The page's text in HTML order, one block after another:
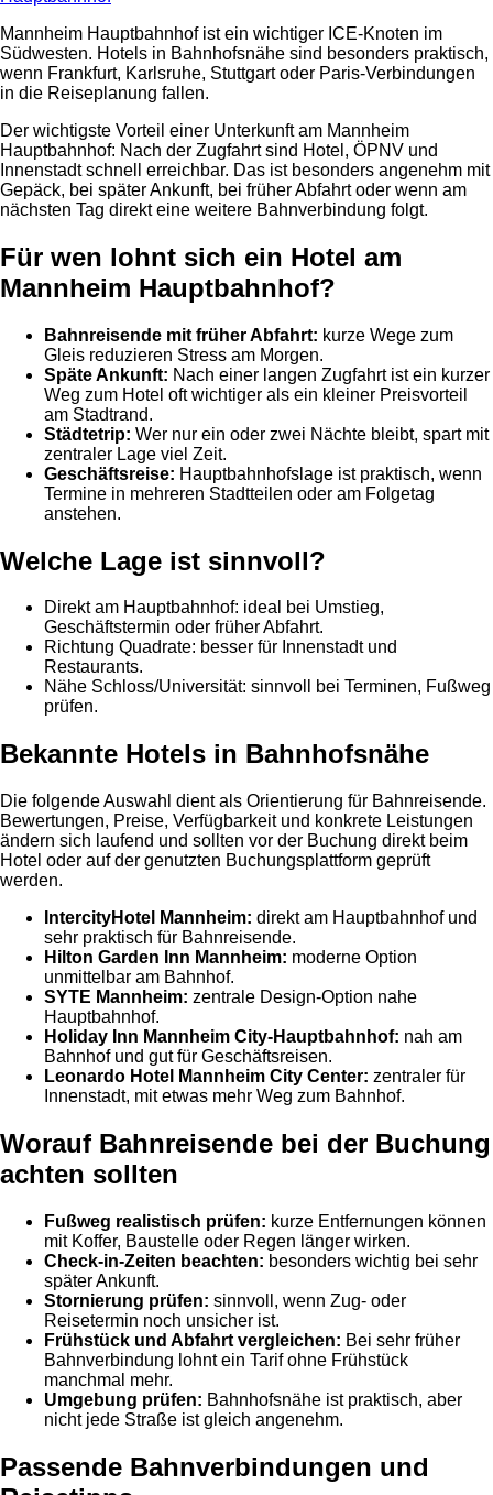
Mannheim Hauptbahnhof ist ein wichtiger ICE-Knoten im
Südwesten. Hotels in Bahnhofsnähe sind besonders praktisch,
wenn Frankfurt, Karlsruhe, Stuttgart oder Paris-Verbindungen
in die Reiseplanung fallen.
Der wichtigste Vorteil einer Unterkunft am Mannheim
Hauptbahnhof: Nach der Zugfahrt sind Hotel, ÖPNV und
Innenstadt schnell erreichbar. Das ist besonders angenehm mit
Gepäck, bei später Ankunft, bei früher Abfahrt oder wenn am
nächsten Tag direkt eine weitere Bahnverbindung folgt.
Für wen lohnt sich ein Hotel am
Mannheim Hauptbahnhof?
Bahnreisende mit früher Abfahrt: kurze Wege zum
Gleis reduzieren Stress am Morgen.
Späte Ankunft: Nach einer langen Zugfahrt ist ein kurzer
Weg zum Hotel oft wichtiger als ein kleiner Preisvorteil
am Stadtrand.
Städtetrip: Wer nur ein oder zwei Nächte bleibt, spart mit
zentraler Lage viel Zeit.
Geschäftsreise: Hauptbahnhofslage ist praktisch, wenn
Termine in mehreren Stadtteilen oder am Folgetag
anstehen.
Welche Lage ist sinnvoll?
Direkt am Hauptbahnhof: ideal bei Umstieg,
Geschäftstermin oder früher Abfahrt.
Richtung Quadrate: besser für Innenstadt und
Restaurants.
Nähe Schloss/Universität: sinnvoll bei Terminen, Fußweg
prüfen.
Bekannte Hotels in Bahnhofsnähe
Die folgende Auswahl dient als Orientierung für Bahnreisende.
Bewertungen, Preise, Verfügbarkeit und konkrete Leistungen
ändern sich laufend und sollten vor der Buchung direkt beim
Hotel oder auf der genutzten Buchungsplattform geprüft
werden.
IntercityHotel Mannheim: direkt am Hauptbahnhof und
sehr praktisch für Bahnreisende.
Hilton Garden Inn Mannheim: moderne Option
unmittelbar am Bahnhof.
SYTE Mannheim: zentrale Design-Option nahe
Hauptbahnhof.
Holiday Inn Mannheim City-Hauptbahnhof: nah am
Bahnhof und gut für Geschäftsreisen.
Leonardo Hotel Mannheim City Center: zentraler für
Innenstadt, mit etwas mehr Weg zum Bahnhof.
Worauf Bahnreisende bei der Buchung
achten sollten
Fußweg realistisch prüfen: kurze Entfernungen können
mit Koffer, Baustelle oder Regen länger wirken.
Check-in-Zeiten beachten: besonders wichtig bei sehr
später Ankunft.
Stornierung prüfen: sinnvoll, wenn Zug- oder
Reisetermin noch unsicher ist.
Frühstück und Abfahrt vergleichen: Bei sehr früher
Bahnverbindung lohnt ein Tarif ohne Frühstück
manchmal mehr.
Umgebung prüfen: Bahnhofsnähe ist praktisch, aber
nicht jede Straße ist gleich angenehm.
Passende Bahnverbindungen und